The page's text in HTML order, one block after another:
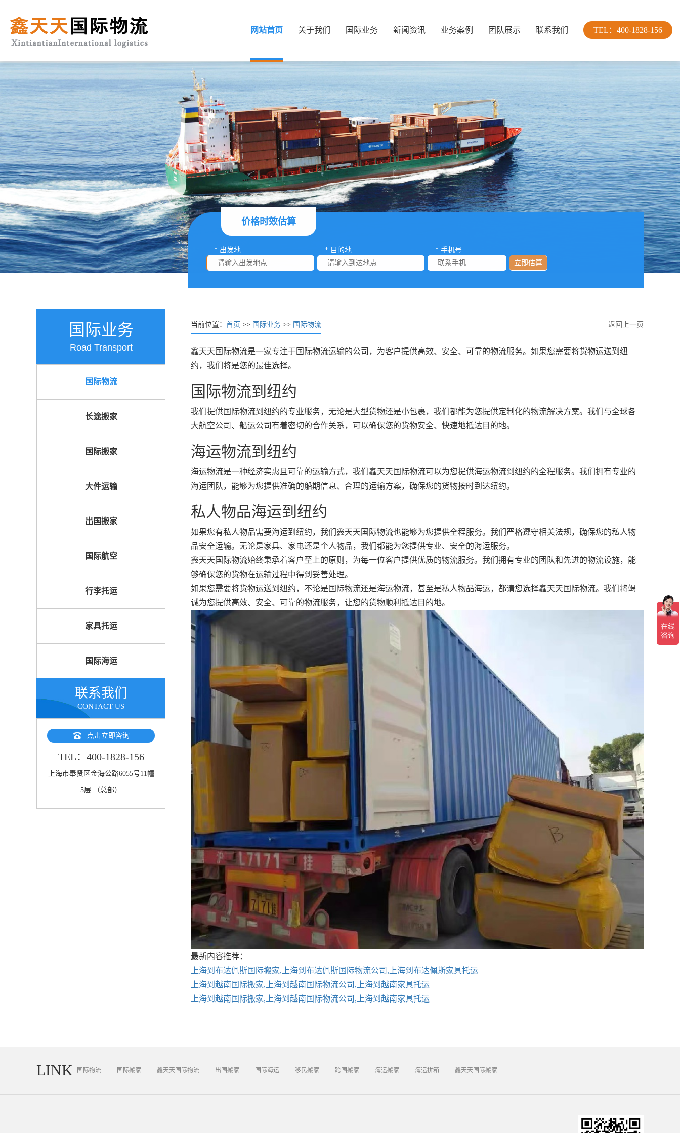
TEL：400-1828-156
网站首页 关于我们 国际业务 新闻资讯 业务案例 团队展示 联系我们
价格时效估算
* 出发地 * 目的地
* 手机号
立即估算
国际业务
Road Transport
国际物流
长途搬家
国际搬家
大件运输
出国搬家
国际航空
行李托运
家具托运
国际海运
联系我们
CONTACT US
点击立即咨询
TEL：400-1828-156
上海市奉贤区金海公路6055号11幢
5层 （总部）
当前位置：首页 >> 国际业务 >> 国际物流 返回上一页
鑫天天国际物流是一家专注于国际物流运输的公司，为客户提供高效、安全、可靠的物流服务。如果您需要将货物运送到纽
约，我们将是您的最佳选择。
国际物流到纽约
我们提供国际物流到纽约的专业服务，无论是大型货物还是小包裹，我们都能为您提供定制化的物流解决方案。我们与全球各
大航空公司、船运公司有着密切的合作关系，可以确保您的货物安全、快速地抵达目的地。
海运物流到纽约
海运物流是一种经济实惠且可靠的运输方式，我们鑫天天国际物流可以为您提供海运物流到纽约的全程服务。我们拥有专业的
海运团队，能够为您提供准确的船期信息、合理的运输方案，确保您的货物按时到达纽约。
私人物品海运到纽约
如果您有私人物品需要海运到纽约，我们鑫天天国际物流也能够为您提供全程服务。我们严格遵守相关法规，确保您的私人物
品安全运输。无论是家具、家电还是个人物品，我们都能为您提供专业、安全的海运服务。
鑫天天国际物流始终秉承着客户至上的原则，为每一位客户提供优质的物流服务。我们拥有专业的团队和先进的物流设施，能
够确保您的货物在运输过程中得到妥善处理。
如果您需要将货物运送到纽约，不论是国际物流还是海运物流，甚至是私人物品海运，都请您选择鑫天天国际物流。我们将竭
诚为您提供高效、安全、可靠的物流服务，让您的货物顺利抵达目的地。
最新内容推荐：
上海到布达佩斯国际搬家,上海到布达佩斯国际物流公司,上海到布达佩斯家具托运
上海到越南国际搬家,上海到越南国际物流公司,上海到越南家具托运
上海到越南国际搬家,上海到越南国际物流公司,上海到越南家具托运
LINK 国际物流 国际搬家 鑫天天国际物流 出国搬家 国际海运 移民搬家 跨国搬家 海运搬家 海运拼箱 鑫天天国际搬家